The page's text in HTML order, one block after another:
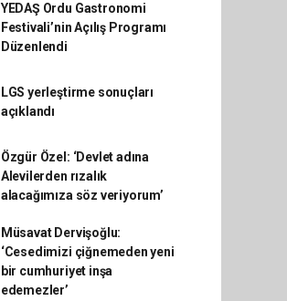
YEDAŞ Ordu Gastronomi
Festivali’nin Açılış Programı
Düzenlendi
LGS yerleştirme sonuçları
açıklandı
Özgür Özel: ‘Devlet adına
Alevilerden rızalık
alacağımıza söz veriyorum’
Müsavat Dervişoğlu:
‘Cesedimizi çiğnemeden yeni
bir cumhuriyet inşa
edemezler’